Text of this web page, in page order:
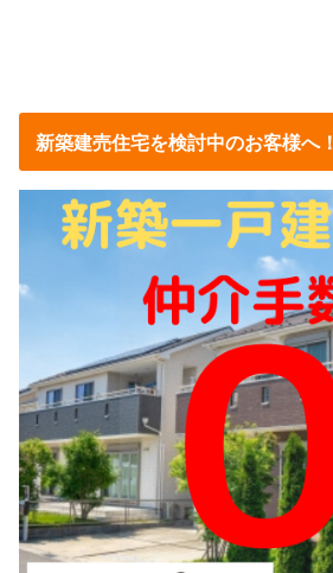
新築建売住宅を検討中のお客様へ！